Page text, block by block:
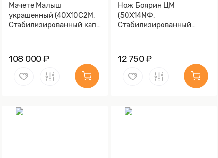
Мачете Малыш
украшенный (40Х10С2М,
Стабилизированный кап,
108 000 ₽
Нож Боярин ЦМ
(50Х14МФ,
Стабилизированный
12 750 ₽